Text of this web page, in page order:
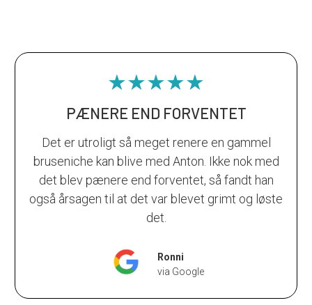
★★★★★
PÆNERE END FORVENTET
Det er utroligt så meget renere en gammel
bruseniche kan blive med Anton. Ikke nok med
det blev pænere end forventet, så fandt han
også årsagen til at det var blevet grimt og løste
det.
Ronni
via Google